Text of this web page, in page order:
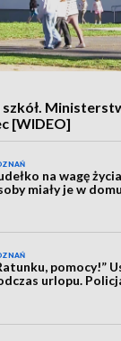
[WIDEO]
na wagę
miały je w domu
pomocy!”
urlopu.